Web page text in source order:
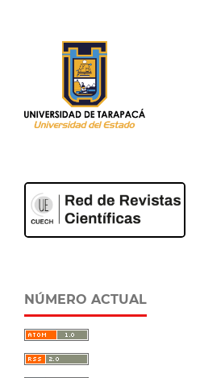
NÚMERO ACTUAL